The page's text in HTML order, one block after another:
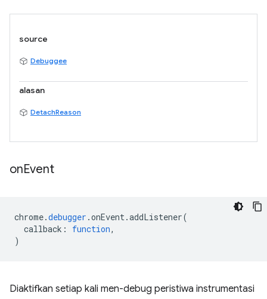
source
Debuggee
alasan
DetachReason
onEvent
chrome.debugger .onEvent.addListener(
callback : function,
)
Diaktifkan setiap kali men-debug peristiwa instrumentasi